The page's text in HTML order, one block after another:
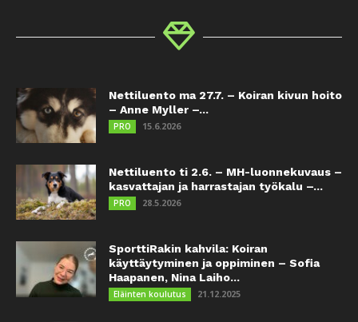
Nettiluento ma 27.7. – Koiran kivun hoito
– Anne Myller –...
PRO 15.6.2026
Nettiluento ti 2.6. – MH-luonnekuvaus –
kasvattajan ja harrastajan työkalu –...
PRO 28.5.2026
SporttiRakin kahvila: Koiran
käyttäytyminen ja oppiminen – Sofia
Haapanen, Nina Laiho...
Eläinten koulutus 21.12.2025